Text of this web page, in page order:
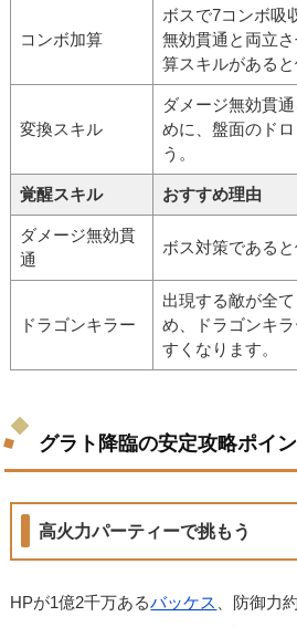
コンボ加算
ボスで7コンボ吸
無効貫通と両立
算スキルがあると
変換スキル
ダメージ無効貫
めに、盤面のド
う。
覚醒スキル おすすめ理由
ダメージ無効貫
通
ボス対策であると
ドラゴンキラー
出現する敵が全
め、ドラゴンキ
すくなります。
グラト降臨の安定攻略ポイ
高火力パーティーで挑もう
HPが1億2千万あるバッケス
、防御力